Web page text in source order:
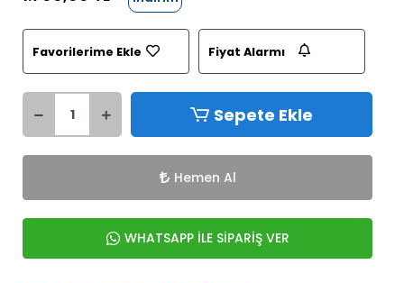
Favorilerime Ekle Fiyat Alarmı
Sepete Ekle
Hemen Al
WHATSAPP İLE SİPARİŞ VER